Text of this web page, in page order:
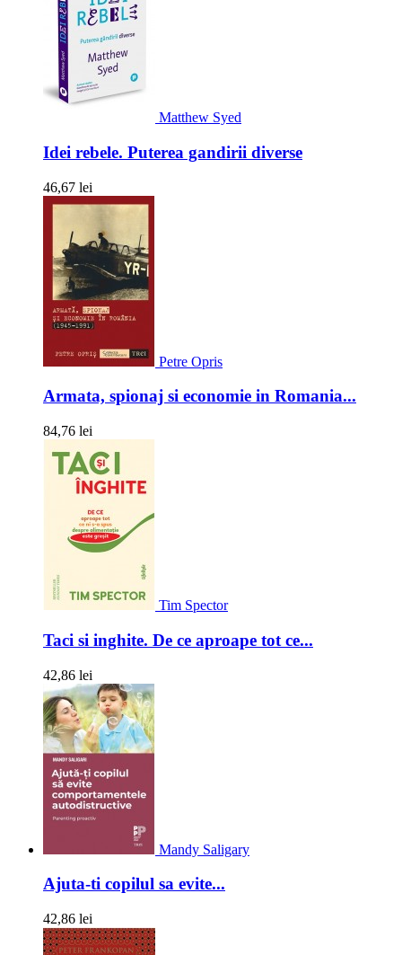
Matthew Syed
Idei rebele. Puterea gandirii diverse
46,67 lei
Petre Opris
Armata, spionaj si economie in Romania...
84,76 lei
Tim Spector
Taci si inghite. De ce aproape tot ce...
42,86 lei
Mandy Saligary
Ajuta-ti copilul sa evite...
42,86 lei